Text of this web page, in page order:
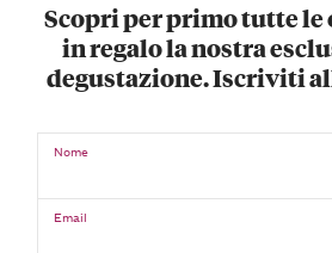
Scopri per primo tutte le
in regalo la nostra
degustazione. Iscriviti
Nome
Email